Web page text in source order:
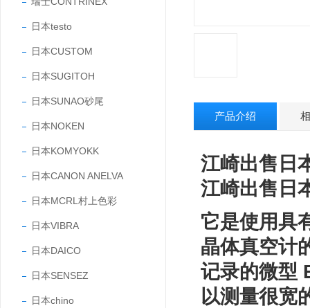
日本testo
日本CUSTOM
日本SUGITOH
日本SUNAO砂尾
日本NOKEN
日本KOMYOKK
日本CANON ANELVA
日本MCRL村上色彩
日本VIBRA
日本DAICO
日本SENSEZ
日本chino
产品介绍
江崎出售日
江崎出售日
它是使用具
晶体真空计
记录的微型
以测量很宽